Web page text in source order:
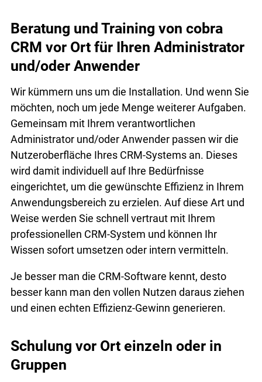
Beratung und Training von cobra
CRM vor Ort für Ihren Administrator
und/oder Anwender
Wir kümmern uns um die Installation. Und wenn Sie
möchten, noch um jede Menge weiterer Aufgaben.
Gemeinsam mit Ihrem verantwortlichen
Administrator und/oder Anwender passen wir die
Nutzeroberfläche Ihres CRM-Systems an. Dieses
wird damit individuell auf Ihre Bedürfnisse
eingerichtet, um die gewünschte Effizienz in Ihrem
Anwendungsbereich zu erzielen. Auf diese Art und
Weise werden Sie schnell vertraut mit Ihrem
professionellen CRM-System und können Ihr
Wissen sofort umsetzen oder intern vermitteln.
Je besser man die CRM-Software kennt, desto
besser kann man den vollen Nutzen daraus ziehen
und einen echten Effizienz-Gewinn generieren.
Schulung vor Ort einzeln oder in
Gruppen